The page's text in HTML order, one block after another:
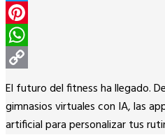
Twitter
Pinterest
WhatsApp
Copy
Link
El futuro del fitness ha llegado.
gimnasios virtuales con IA, las
artificial para personalizar tus